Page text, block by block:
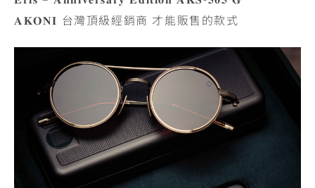
𝐀𝐊𝐎𝐍𝐈 台灣頂級經銷商 才能販售的款式